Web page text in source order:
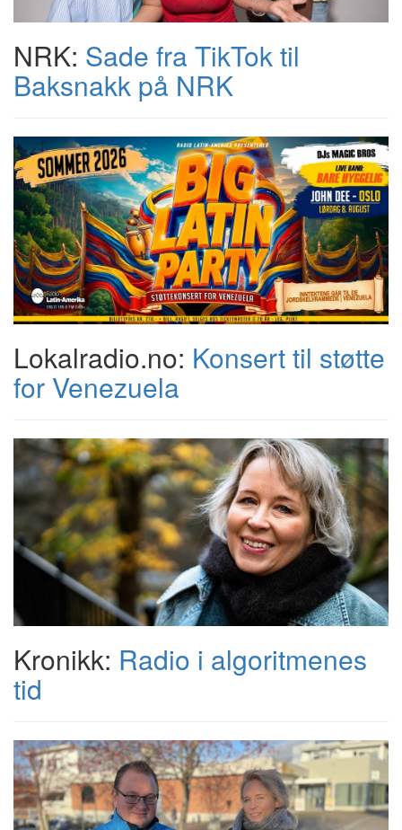
NRK: Sade fra TikTok til
Baksnakk på NRK
Lokalradio.no: Konsert til støtte
for Venezuela
Kronikk: Radio i algoritmenes
tid